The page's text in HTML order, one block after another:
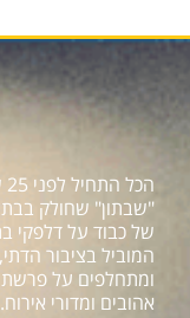
"שבתון" שחולק
של כבוד על דלפקי
המוביל בציבור
ומתחלפים על פרשת
אהובים ומדורי אירוח.